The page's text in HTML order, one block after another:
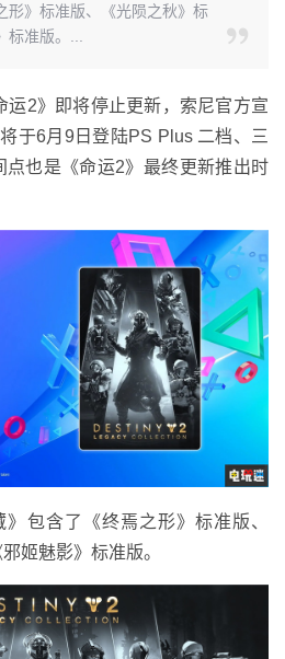
形》标准版、《光陨之秋》标
标准版。...
2》即将停止更新，索尼官方宣
于6月9日登陆PS Plus 二档、三
点也是《命运2》最终更新推出时
含了《终焉之形》标准版、
姬魅影》标准版。